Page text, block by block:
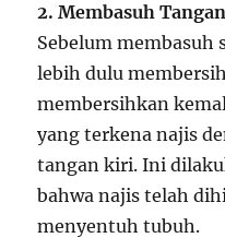
2. Membasuh
Sebelum
lebih dulu
membersihkan
yang terkena najis
tangan kiri. Ini
bahwa najis telah
menyentuh tubuh.